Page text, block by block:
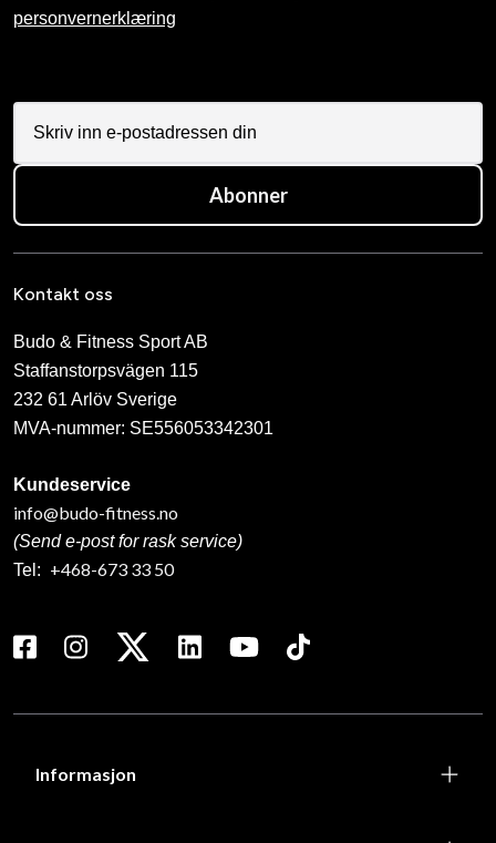
personvernerklæring
Abonner
Kontakt oss
Budo & Fitness Sport AB
Staffanstorpsvägen 115
232 61 Arlöv Sverige
MVA-nummer: SE556053342301
Kundeservice
info@budo-fitness.no
(Send e-post for rask service)
Tel: +468-673 33 50
Informasjon